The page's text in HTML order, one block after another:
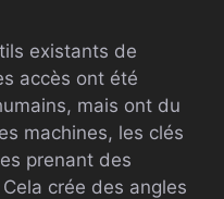
existants de
accès ont été
mais ont du
machines, les clés
prenant des
crée des angles